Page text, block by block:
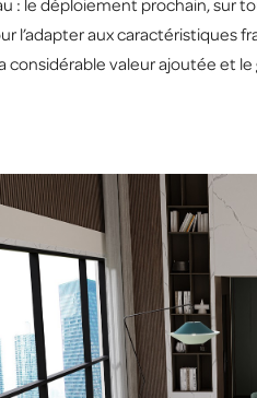
: le déploiement prochain, sur
l’adapter aux caractéristiques
considérable valeur ajoutée et